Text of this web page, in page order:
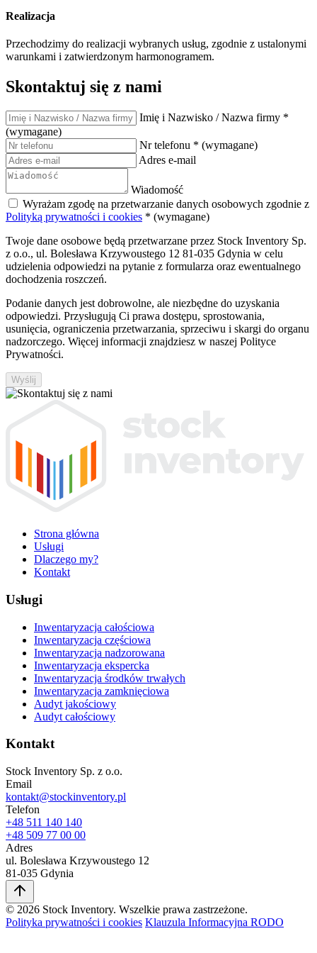
Realizacja
Przechodzimy do realizacji wybranych usług, zgodnie z ustalonymi
warunkami i zatwierdzonym harmonogramem.
Skontaktuj się z nami
Imię i Nazwisko / Nazwa firmy *
(wymagane)
Nr telefonu * (wymagane)
Adres e-mail
Wiadomość
Wyrażam zgodę na przetwarzanie danych osobowych zgodnie z
Polityką prywatności i cookies * (wymagane)
Twoje dane osobowe będą przetwarzane przez Stock Inventory Sp.
z o.o., ul. Bolesława Krzywoustego 12 81-035 Gdynia w celu
udzielenia odpowiedzi na pytanie z formularza oraz ewentualnego
dochodzenia roszczeń.
Podanie danych jest dobrowolne, ale niezbędne do uzyskania
odpowiedzi. Przysługują Ci prawa dostępu, sprostowania,
usunięcia, ograniczenia przetwarzania, sprzeciwu i skargi do organu
nadzorczego. Więcej informacji znajdziesz w naszej Polityce
Prywatności.
Wyślij
Strona główna
Usługi
Dlaczego my?
Kontakt
Usługi
Inwentaryzacja całościowa
Inwentaryzacja częściowa
Inwentaryzacja nadzorowana
Inwentaryzacja ekspercka
Inwentaryzacja środków trwałych
Inwentaryzacja zamknięciowa
Audyt jakościowy
Audyt całościowy
Kontakt
Stock Inventory Sp. z o.o.
Email
kontakt@stockinventory.pl
Telefon
+48 511 140 140
+48 509 77 00 00
Adres
ul. Bolesława Krzywoustego 12
81-035 Gdynia
© 2026 Stock Inventory. Wszelkie prawa zastrzeżone.
Polityka prywatności i cookies Klauzula Informacyjna RODO